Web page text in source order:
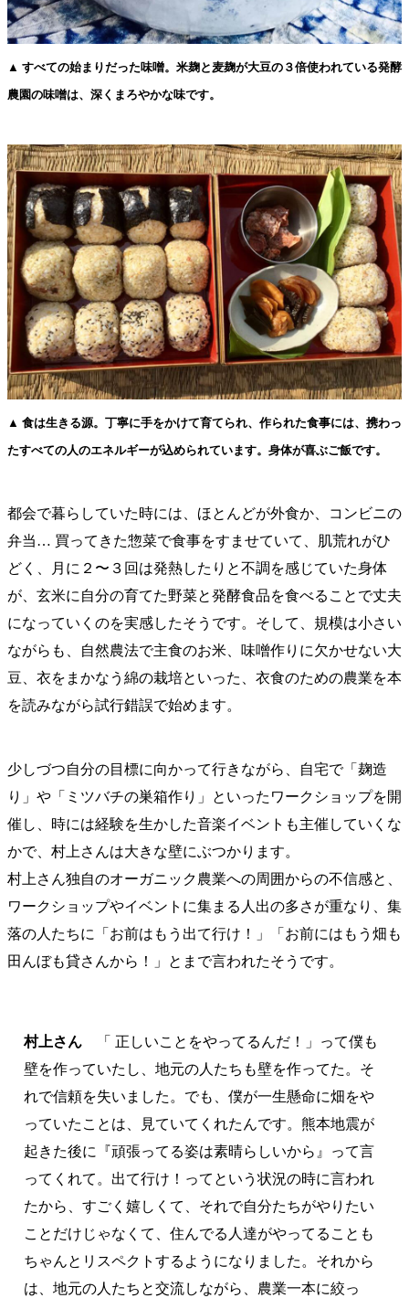
▲ すべての始まりだった味噌。米麹と麦麹が大豆の３倍使われている発酵
農園の味噌は、深くまろやかな味です。
▲ 食は生きる源。丁寧に手をかけて育てられ、作られた食事には、携わっ
たすべての人のエネルギーが込められています。身体が喜ぶご飯です。
都会で暮らしていた時には、ほとんどが外食か、コンビニの
弁当… 買ってきた惣菜で食事をすませていて、肌荒れがひ
どく、月に２〜３回は発熱したりと不調を感じていた身体
が、玄米に自分の育てた野菜と発酵食品を食べることで丈夫
になっていくのを実感したそうです。そして、規模は小さい
ながらも、自然農法で主食のお米、味噌作りに欠かせない大
豆、衣をまかなう綿の栽培といった、衣食のための農業を本
を読みながら試行錯誤で始めます。
少しづつ自分の目標に向かって行きながら、自宅で「麹造
り」や「ミツバチの巣箱作り」といったワークショップを開
催し、時には経験を生かした音楽イベントも主催していくな
かで、村上さんは大きな壁にぶつかります。
村上さん独自のオーガニック農業への周囲からの不信感と、
ワークショップやイベントに集まる人出の多さが重なり、集
落の人たちに「お前はもう出て行け！」「お前にはもう畑も
田んぼも貸さんから！」とまで言われたそうです。
村上さん
「 正しいことをやってるんだ！」って僕も
壁を作っていたし、地元の人たちも壁を作ってた。そ
れで信頼を失いました。でも、僕が一生懸命に畑をや
っていたことは、見ていてくれたんです。熊本地震が
起きた後に『頑張ってる姿は素晴らしいから』って言
ってくれて。出て行け！ってという状況の時に言われ
たから、すごく嬉しくて、それで自分たちがやりたい
ことだけじゃなくて、住んでる人達がやってることも
ちゃんとリスペクトするようになりました。それから
は、地元の人たちと交流しながら、農業一本に絞っ